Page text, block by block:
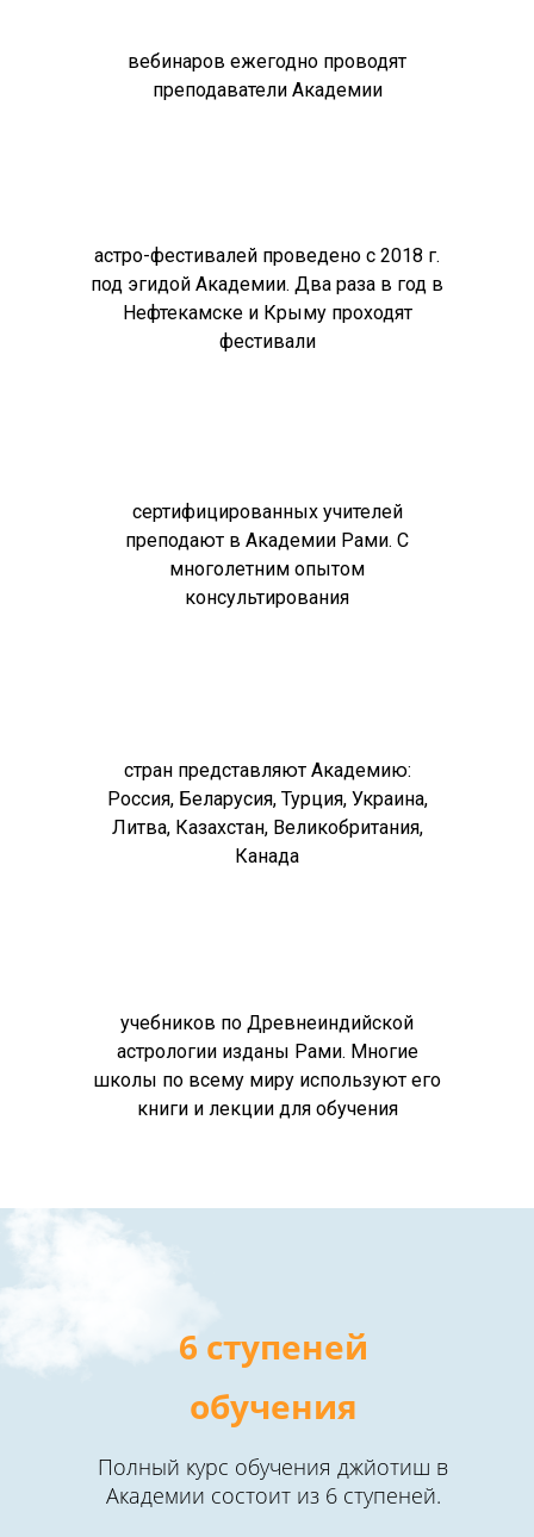
вебинаров ежегодно проводят
преподаватели Академии
астро-фестивалей проведено с 2018 г.
под эгидой Академии. Два раза в год в
Нефтекамске и Крыму проходят
фестивали
сертифицированных учителей
преподают в Академии Рами. С
многолетним опытом
консультирования
стран представляют Академию:
Россия, Беларусия, Турция, Украина,
Литва, Казахстан, Великобритания,
Канада
учебников по Древнеиндийской
астрологии изданы Рами. Многие
школы по всему миру используют его
книги и лекции для обучения
6 ступеней
Полный курс обучения джйотиш в
Академии состоит из 6 ступеней.
обучения